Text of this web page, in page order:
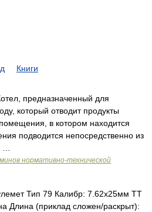
Книги
предназначенный для
который отводит продукты
в котором находится
подводится непосредственно из
нормативно-технической
Тип 79 Калибр: 7.62х25мм ТТ
Длина (приклад сложен/раскрыт):